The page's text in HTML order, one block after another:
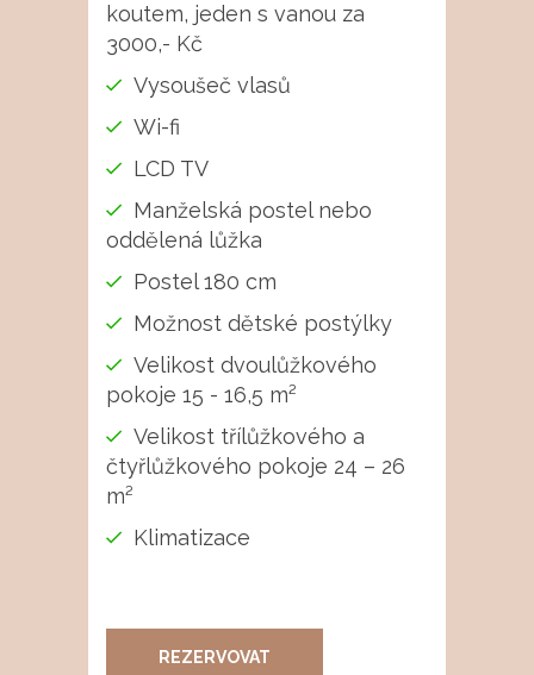
koutem, jeden s vanou za
3000,- Kč
Vysoušeč vlasů
Wi-fi
LCD TV
Manželská postel nebo
oddělená lůžka
Postel 180 cm
Možnost dětské postýlky
Velikost dvoulůžkového
pokoje 15 - 16,5 m²
Velikost třílůžkového a
čtyřlůžkového pokoje 24 – 26
m²
Klimatizace
REZERVOVAT